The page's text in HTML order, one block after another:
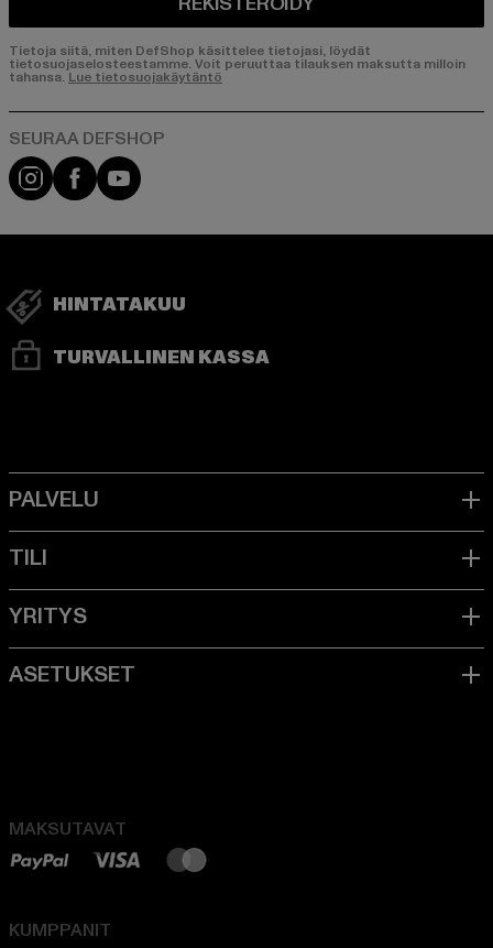
Tietoja siitä, miten DefShop käsittelee tietojasi, löydät
tietosuojaselosteestamme. Voit peruuttaa tilauksen maksutta milloin
tahansa. Lue tietosuojakäytäntö
Visit our Instagram page:
Visit our Facebook page:
Visit our YouTube channel:
HINTATAKUU
TURVALLINEN KASSA
MAKSUTAVAT
KUMPPANIT